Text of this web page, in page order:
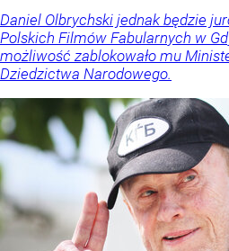
Daniel Olbrychski jednak będzie
Polskich Filmów Fabularnych w
możliwość zablokowało mu
Dziedzictwa Narodowego.